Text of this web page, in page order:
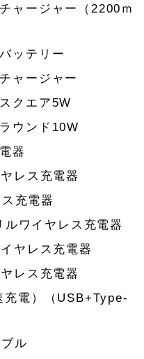
ャージャー（2200ｍ
ッテリー
ャージャー
クエア5W
ウンド10W
器
レス充電器
充電器
ワイヤレス充電器
ヤレス充電器
レス充電器
充電）（USB+Type-
ル